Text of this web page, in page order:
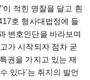
적힌 명찰을 달고 흰
호 형사대법정에 들
변호인단을 바라보며
가 시작되자 점차 굳
권을 가지고 있는 재
있다'는 취지의 발언